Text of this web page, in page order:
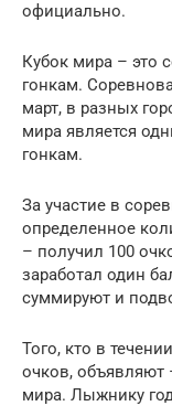
официально.
Кубок мира – это
гонкам.
март, в разных
мира является
гонкам.
За участие в
определенное
– получил 100
заработал один
суммируют и
Того, кто в
очков, объявляют
мира. Лыжнику